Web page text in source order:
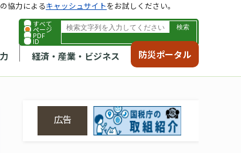
すべて
ページ
PDF
ID
経済・産業・ビジネス 防災ポータル
協力によるキャッシュサイトをお試しください。
広告